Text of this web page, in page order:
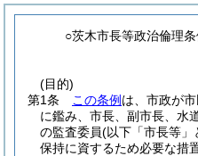
○茨木市長等政治倫理条
(目的)
第1条
この条例 は、市政が
に鑑み、市長、副市長、水
の監査委員(以下「市長等」
保持に資するため必要な措